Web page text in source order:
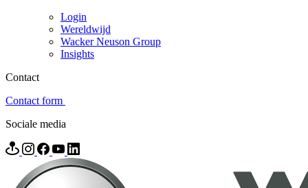
Login
Wereldwijd
Wacker Neuson Group
Insights
Contact
Contact form
Sociale media